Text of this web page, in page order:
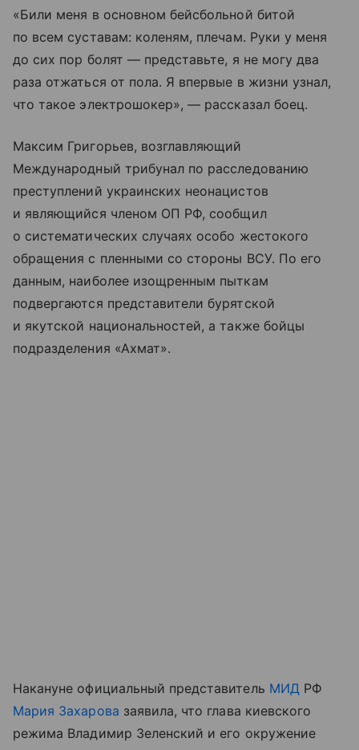
«Били меня в основном бейсбольной битой
по всем суставам: коленям, плечам. Руки у меня
до сих пор болят — представьте, я не могу два
раза отжаться от пола. Я впервые в жизни узнал,
что такое электрошокер», — рассказал боец.
Максим Григорьев, возглавляющий
Международный трибунал по расследованию
преступлений украинских неонацистов
и являющийся членом ОП РФ, сообщил
о систематических случаях особо жестокого
обращения с пленными со стороны ВСУ. По его
данным, наиболее изощренным пыткам
подвергаются представители бурятской
и якутской национальностей, а также бойцы
подразделения «Ахмат».
Накануне официальный представитель МИД РФ
Мария Захарова заявила, что глава киевского
режима Владимир Зеленский и его окружение